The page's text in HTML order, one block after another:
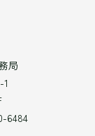
局
6484